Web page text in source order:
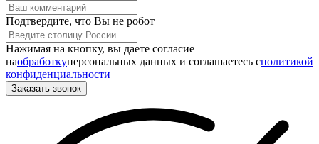
Подтвердите, что Вы не робот
Нажимая на кнопку, вы даете согласие
наобработкуперсональных данных и соглашаетесь cполитикой
конфиденциальности
Заказать звонок